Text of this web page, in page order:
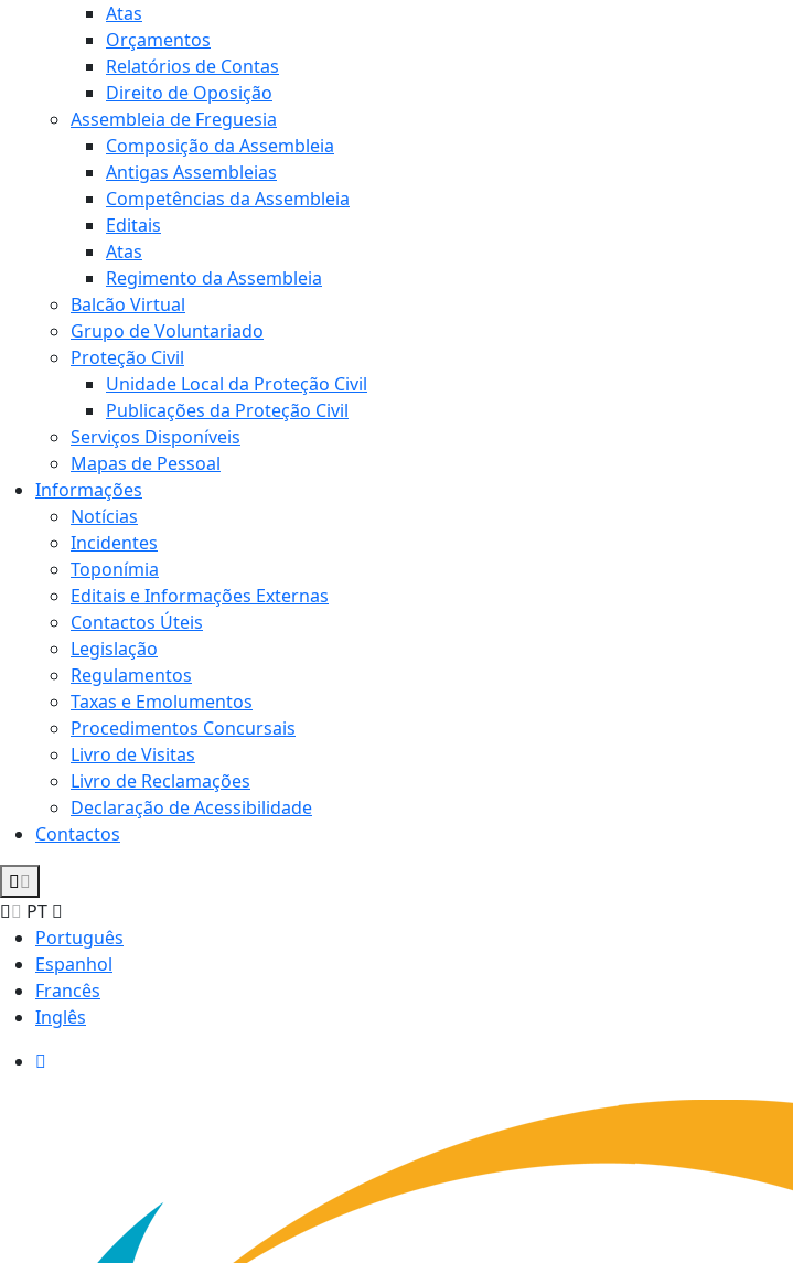
Atas
Orçamentos
Relatórios de Contas
Direito de Oposição
Assembleia de Freguesia
Composição da Assembleia
Antigas Assembleias
Competências da Assembleia
Editais
Atas
Regimento da Assembleia
Balcão Virtual
Grupo de Voluntariado
Proteção Civil
Unidade Local da Proteção Civil
Publicações da Proteção Civil
Serviços Disponíveis
Mapas de Pessoal
Informações
Notícias
Incidentes
Toponímia
Editais e Informações Externas
Contactos Úteis
Legislação
Regulamentos
Taxas e Emolumentos
Procedimentos Concursais
Livro de Visitas
Livro de Reclamações
Declaração de Acessibilidade
Contactos
PT
Português
Espanhol
Francês
Inglês